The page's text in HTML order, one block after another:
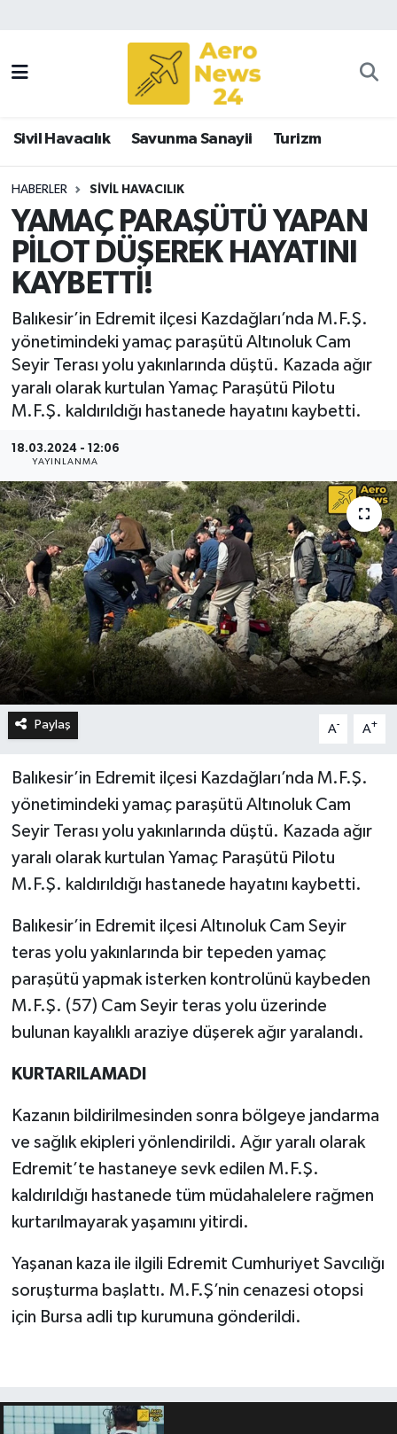
Sivil Havacılık Savunma Sanayii Turizm
HABERLER SIVIL HAVACILIK
YAMAÇ PARAŞÜTÜ YAPAN
PİLOT DÜŞEREK HAYATINI
KAYBETTİ!
Balıkesir’in Edremit ilçesi Kazdağları’nda M.F.Ş.
yönetimindeki yamaç paraşütü Altınoluk Cam
Seyir Terası yolu yakınlarında düştü. Kazada ağır
yaralı olarak kurtulan Yamaç Paraşütü Pilotu
M.F.Ş. kaldırıldığı hastanede hayatını kaybetti.
18.03.2024 - 12:06
YAYINLANMA
Paylaş A- A+
Balıkesir’in Edremit ilçesi Kazdağları’nda M.F.Ş.
yönetimindeki yamaç paraşütü Altınoluk Cam
Seyir Terası yolu yakınlarında düştü. Kazada ağır
yaralı olarak kurtulan Yamaç Paraşütü Pilotu
M.F.Ş. kaldırıldığı hastanede hayatını kaybetti.
Balıkesir’in Edremit ilçesi Altınoluk Cam Seyir
teras yolu yakınlarında bir tepeden yamaç
paraşütü yapmak isterken kontrolünü kaybeden
M.F.Ş. (57) Cam Seyir teras yolu üzerinde
bulunan kayalıklı araziye düşerek ağır yaralandı.
KURTARILAMADI
Kazanın bildirilmesinden sonra bölgeye jandarma
ve sağlık ekipleri yönlendirildi. Ağır yaralı olarak
Edremit’te hastaneye sevk edilen M.F.Ş.
kaldırıldığı hastanede tüm müdahalelere rağmen
kurtarılmayarak yaşamını yitirdi.
Yaşanan kaza ile ilgili Edremit Cumhuriyet Savcılığı
soruşturma başlattı. M.F.Ş’nin cenazesi otopsi
için Bursa adli tıp kurumuna gönderildi.